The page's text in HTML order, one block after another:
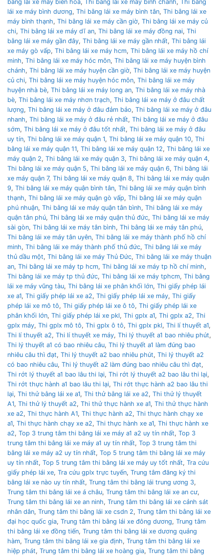
bằng lái xe máy biên hoà, Thi bằng lái xe máy bình chánh,
Thi bằng
lái xe máy bình dương, Thi bằng lái xe máy bình tân, Thi bằng lái xe
máy bình thạnh, Thi bằng lái xe máy cần giờ, Thi bằng lái xe máy củ
chi, Thi bằng lái xe máy dĩ an, Thi bằng lái xe máy đồng nai, Thi
bằng lái xe máy gần đây, Thi bằng lái xe máy gần nhất, Thi bằng lái
xe máy gò vấp, Thi bằng lái xe máy hcm, Thi bằng lái xe máy hồ chí
minh, Thi bằng lái xe máy hóc môn, Thi bằng lái xe máy huyện bình
chánh, Thi bằng lái xe máy huyện cần giờ, Thi bằng lái xe máy huyện
củ chi, Thi bằng lái xe máy huyện hóc môn, Thi bằng lái xe máy
huyện nhà bè, Thi bằng lái xe máy long an, Thi bằng lái xe máy nhà
bè, Thi bằng lái xe máy nhơn trạch, Thi bằng lái xe máy ở đâu chất
lượng, Thi bằng lái xe máy ở đâu đảm bảo, Thi bằng lái xe máy ở đâu
nhanh, Thi bằng lái xe máy ở đâu rẻ nhất, Thi bằng lái xe máy ở đâu
sớm, Thi bằng lái xe máy ở đâu tốt nhất, Thi bằng lái xe máy ở đâu
uy tín, Thi bằng lái xe máy quận 1, Thi bằng lái xe máy quận 10, Thi
bằng lái xe máy quận 11, Thi bằng lái xe máy quận 12, Thi bằng lái xe
máy quận 2, Thi bằng lái xe máy quận 3, Thi bằng lái xe máy quận 4,
Thi bằng lái xe máy quận 5, Thi bằng lái xe máy quận 6, Thi bằng lái
xe máy quận 7, Thi bằng lái xe máy quận 8, Thi bằng lái xe máy quận
9, Thi bằng lái xe máy quận bình tân, Thi bằng lái xe máy quận bình
thạnh, Thi bằng lái xe máy quận gò vấp, Thi bằng lái xe máy quận
phú nhuận, Thi bằng lái xe máy quận tân bình, Thi bằng lái xe máy
quận tân phú, Thi bằng lái xe máy quận thủ đức, Thi bằng lái xe máy
sài gòn, Thi bằng lái xe máy tân bình, Thi bằng lái xe máy tân phú,
Thi bằng lái xe máy tân uyên, Thi bằng lái xe máy thành phố hồ chí
minh, Thi bằng lái xe máy thành phố thủ đức, Thi bằng lái xe máy
thủ dầu một, Thi bằng lái xe máy Thủ Đức, Thi bằng lái xe máy thuận
an, Thi bằng lái xe máy tp hcm, Thi bằng lái xe máy tp hồ chí minh,
Thi bằng lái xe máy tp thủ đức, Thi bằng lái xe máy tphcm, Thi bằng
lái xe máy vũng tàu, Thi bằng lái xe phân khối lớn, Thi giấy phép lái
xe a1, Thi giấy phép lái xe a2, Thi giấy phép lái xe máy, Thi giấy
phép lái xe mô tô, Thi giấy phép lái xe ô tô, Thi giấy phép lái xe
phân khối lớn, Thi giấy phép lái xe pkl, Thi gplx a1, Thi gplx a2, Thi
gplx máy, Thi gplx mô tô, Thi gplx ô tô, Thi gplx pkl, Thi lí thuyết a1,
Thi lí thuyết a2, Thi lí thuyết xe máy, Thi lý thuyết a1 bao nhiêu phút,
Thi lý thuyết a1 có bao nhiêu câu, Thi lý thuyết a1 làm đúng bao
nhiêu câu thì đạt, Thi lý thuyết a2 bao nhiêu phút, Thi lý thuyết a2
có bao nhiêu câu, Thi lý thuyết a2 làm đúng bao nhiêu câu thì đạt,
Thi rớt lý thuyết a1 bao lâu thi lại, Thi rớt lý thuyết a2 bao lâu thi lại,
Thi rớt thực hành a1 bao lâu thi lại, Thi rớt thực hành a2 bao lâu thi
lại, Thi thử bằng lái xe a1, Thi thử bằng lái xe a2, Thi thử lý thuyết
A1, Thi thử lý thuyết a2, Thi thử thực hành xe a1, Thi thử thực hành
xe a2, Thi thực hành A1, Thi thực hành a2, Thi thực hành chạy xe
a1, Thi thực hành chạy xe a2, Thi thực hành xe a1, Thi thực hành xe
a2, Top 3 trung tâm thi bằng lái xe máy a1 a2 uy tín nhất, Top 3
trung tâm thi bằng lái xe máy a1 uy tín nhất, Top 3 trung tâm thi
bằng lái xe máy a2 uy tín nhất, Top 5 trung tâm thi bằng lái xe máy
uy tín nhất, Top 5 trung tâm thi bằng lái xe máy uy tốt nhất, Tra cứu
giấy phép lái xe, Tra cứu gplx trực tuyến, Trung tâm đăng ký thi
bằng lái xe nào uy tín nhất, Trung tâm thi bằng lái trung ương 3,
Trung tâm thi bằng lái xe á châu, Trung tâm thi bằng lái xe an cư,
Trung tâm thi bằng lái xe an ninh, Trung tâm thi bằng lái xe cảnh sát
nhân dân, Trung tâm thi bằng lái xe csdn 2, Trung tâm thi bằng lái xe
đại học quốc gia, Trung tâm thi bằng lái xe đông dương, Trung tâm
thi bằng lái xe đồng tiến, Trung tâm thi bằng lái xe dương quảng
hàm, Trung tâm thi bằng lái xe gia định, Trung tâm thi bằng lái xe
hiệp phát, Trung tâm thi bằng lái xe hoàng gia, Trung tâm thi bằng